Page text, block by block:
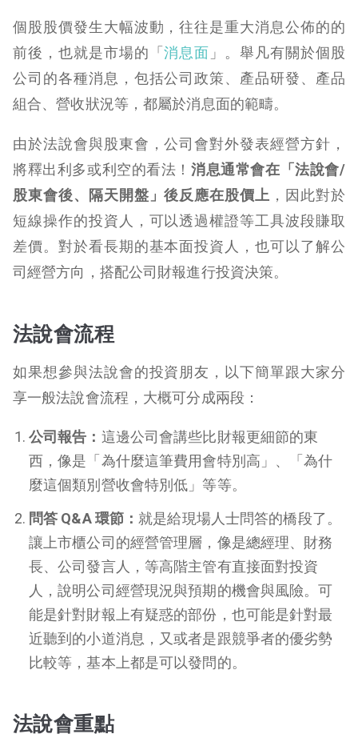
個股股價發生大幅波動，往往是重大消息公佈的的
前後，也就是市場的「消息面 」。舉凡有關於個股
公司的各種消息，包括公司政策、產品研發、產品
組合、營收狀況等，都屬於消息面的範疇。
由於法說會與股東會，公司會對外發表經營方針，
將釋出利多或利空的看法！消息通常會在「法說會/
股東會後、隔天開盤」後反應在股價上 ，因此對於
短線操作的投資人，可以透過權證等工具波段賺取
差價。對於看長期的基本面投資人，也可以了解公
司經營方向，搭配公司財報進行投資決策。
法說會流程
如果想參與法說會的投資朋友，以下簡單跟大家分
享一般法說會流程，大概可分成兩段：
公司報告： 這邊公司會講些比財報更細節的東
西，像是「為什麼這筆費用會特別高」、「為什
麼這個類別營收會特別低」等等。
問答 Q&A 環節： 就是給現場人士問答的橋段了。
讓上市櫃公司的經營管理層，像是總經理、財務
長、公司發言人，等高階主管有直接面對投資
人，說明公司經營現況與預期的機會與風險。可
能是針對財報上有疑惑的部份，也可能是針對最
近聽到的小道消息，又或者是跟競爭者的優劣勢
比較等，基本上都是可以發問的。
法說會重點